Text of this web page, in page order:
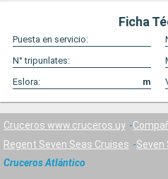
Ficha
Puesta en servicio:
N° tripunlates:
Eslora:
m
Cruceros www.cruceros.uy
Regent Seven Seas Cruises
Seven
Cruceros Atlántico